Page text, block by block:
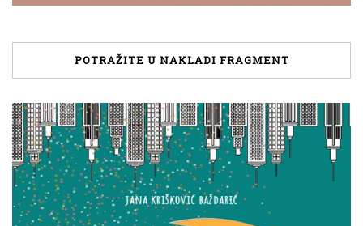
POTRAŽITE U NAKLADI FRAGMENT